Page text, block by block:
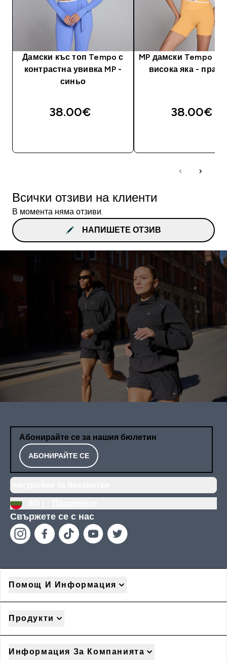
Дамски къс топ Tempo с
контрастна увивка MP -
синьо
38.00€‎
MP дамски Tempo
висока яка -
38.00€‎
Всички отзиви на клиенти
В момента няма отзиви.
НАПИШЕТЕ ОТЗИВ
Абонирайте се за нашия бюлетин
АБОНИРАЙТЕ СЕ
Свържете се с нас
Помощ И Информация
Продукти
Информация За Компанията